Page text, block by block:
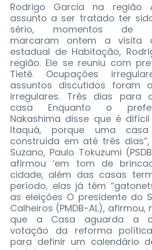
Rodrigo Garcia na região
assunto a ser tratado ter
sério, momentos de
marcaram ontem a visita
estadual de Habitação,
região. Ele se reuniu com
Tietê. Ocupações
assuntos discutidos foram
irregulares. Três dias para
casa Enquanto o
Nakashima disse que é
Itaquá, porque uma
construída em até três
Suzano, Paulo Tokuzumi
afirmou ‘em tom de
cidade, além das casas
período, elas já têm
as eleições O presidente do
Calheiros (PMDB-AL), afirmou,
que a Casa aguarda a
votação da reforma
para definir um calendário